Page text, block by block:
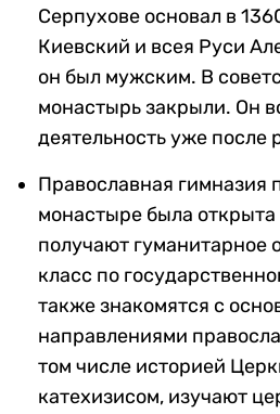
Серпухове основал в
Киевский и всея Руси
он был мужским. В
монастырь закрыли. Он
деятельность уже после
Православная гимназия
монастыре была открыта
получают гуманитарное
класс по
также знакомятся с
направлениями
том числе историей
катехизисом, изучают